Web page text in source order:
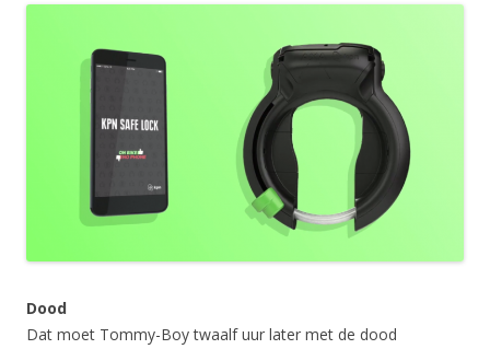
Dood
Dat moet Tommy-Boy twaalf uur later met de dood